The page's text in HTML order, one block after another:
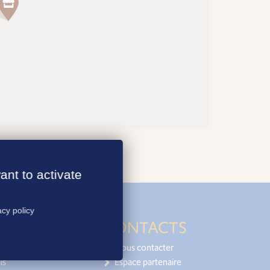
CONTACTS
Nous contacter
Espace partenaire
to activate
policy